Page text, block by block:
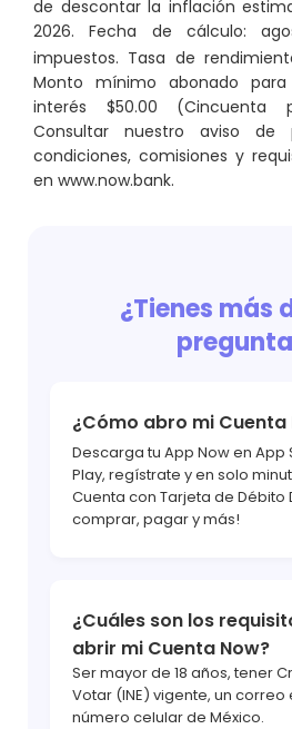
de descontar la inflación
2026. Fecha de cálculo:
impuestos. Tasa de
Monto mínimo abonado
interés $50.00 (Cincuenta
Consultar nuestro aviso de
condiciones, comisiones y
en www.now.bank.
¿Tienes más
¿Cómo abro mi Cuenta
Descarga tu App Now en App
Play, regístrate y en solo
Cuenta con Tarjeta de Débito
comprar, pagar y más!
¿Cuáles son los
abrir mi Cuenta Now?
Ser mayor de 18 años, tener
Votar (INE) vigente, un correo
número celular de México.